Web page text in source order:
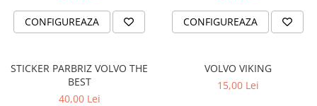
STICKERE PARBRIZ
STICKERE CAMUFLAJ
STICKERE PENTRU FIRME
TRICOURI IUBITORI DE PISICI
TRICOURI MOTO/ATV
TRICOURI OFF ROAD/4X4
CONFIGUREAZA CONFIGUREAZA
STICKER PARBRIZ VOLVO THE
BEST
40,00 Lei
VOLVO VIKING
15,00 Lei